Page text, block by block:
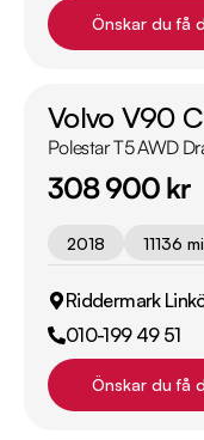
Önskar du få
Volvo V90
Polestar T5 AWD
308 900 kr
2018 11136
Riddermark
010-199 49 51
Önskar du få